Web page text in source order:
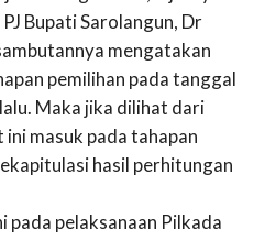
Bupati Sarolangun, Dr
mengatakan
pemilihan pada tanggal
Maka jika dilihat dari
masuk pada tahapan
hasil perhitungan
pada pelaksanaan Pilkada